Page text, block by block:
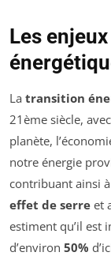
Les
La transition
21ème siècle,
planète,
notre énergie
contribuant ainsi
effet de serre et
estiment qu’il est
d’environ 50%